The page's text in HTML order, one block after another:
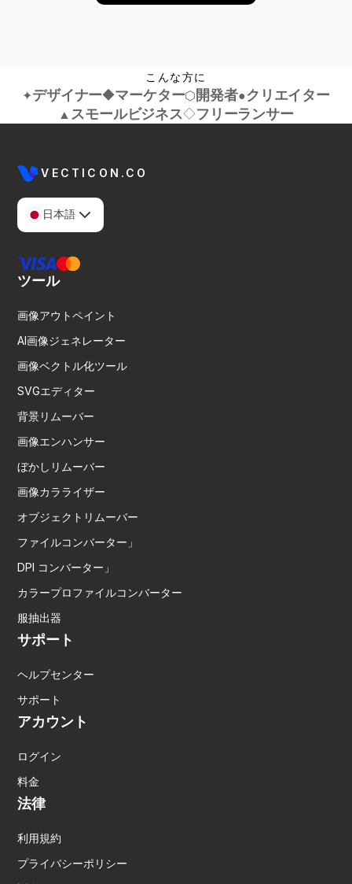
こんな方に
✦デザイナー◆マーケター⬡開発者●クリエイター
▲ スモールビジネス◇フリーランサー
VECTICON.CO
日本語
ツール
画像アウトペイント
AI画像ジェネレーター
画像ベクトル化ツール
SVGエディター
背景リムーバー
画像エンハンサー
ぼかしリムーバー
画像カラライザー
オブジェクトリムーバー
ファイルコンバーター」
DPI コンバーター」
カラープロファイルコンバーター
服抽出器
サポート
ヘルプセンター
サポート
アカウント
ログイン
料金
法律
利用規約
プライバシーポリシー